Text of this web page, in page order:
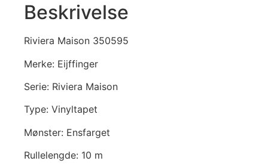
Beskrivelse
Riviera Maison 350595
Merke: Eijffinger
Serie: Riviera Maison
Type: Vinyltapet
Mønster: Ensfarget
Rullelengde: 10 m